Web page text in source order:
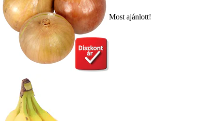
Most ajánlott!